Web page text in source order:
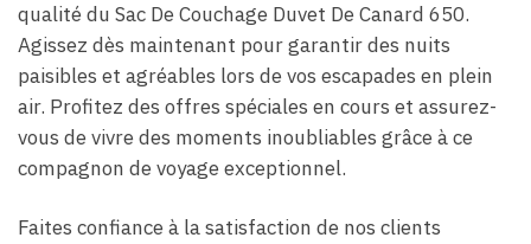
qualité du Sac De Couchage Duvet De Canard 650.
Agissez dès maintenant pour garantir des nuits
paisibles et agréables lors de vos escapades en plein
air. Profitez des offres spéciales en cours et assurez-
vous de vivre des moments inoubliables grâce à ce
compagnon de voyage exceptionnel.
Faites confiance à la satisfaction de nos clients